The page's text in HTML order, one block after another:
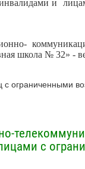
и
школа № 32» -
с ограниченными
с